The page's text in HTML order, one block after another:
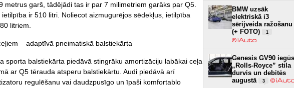
metrus garš, tādējādi tas ir par 7 milimetriem garāks par Q5.
ir 510 litri. Noliecot aizmugurējos sēdekļus, ietilpība
litriem.
– adaptīvā pneimatiskā balstiekārta
sporta balstiekārta piedāvā stingrāku amortizāciju labākai ceļa
ar Q5 tērauda atsperu balstiekārtu. Audi piedāvā arī
regulēšanu vai daudzpusīgo un īpaši komfortablo
BMW uzsāk
elektriskā i3
sērijveida ražošanu
(+ FOTO)
1
Genesis GV90 iegūs
„Rolls-Royce” stila
durvis un debitēs
augustā
3